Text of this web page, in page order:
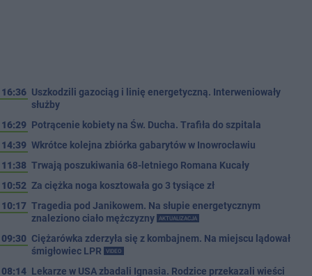
16:36 Uszkodzili gazociąg i linię energetyczną. Interweniowały
służby
16:29 Potrącenie kobiety na Św. Ducha. Trafiła do szpitala
14:39 Wkrótce kolejna zbiórka gabarytów w Inowrocławiu
11:38 Trwają poszukiwania 68-letniego Romana Kucały
10:52 Za ciężka noga kosztowała go 3 tysiące zł
10:17 Tragedia pod Janikowem. Na słupie energetycznym
znaleziono ciało mężczyzny
AKTUALIZACJA
09:30 Ciężarówka zderzyła się z kombajnem. Na miejscu lądował
śmigłowiec LPR
VIDEO
08:14 Lekarze w USA zbadali Ignasia. Rodzice przekazali wieści